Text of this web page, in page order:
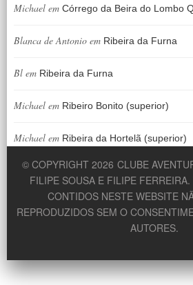
Michael em Córrego da Beira do Lombo
Blanca de Antonio em Ribeira da Furna
Bl em Ribeira da Furna
Michael em Ribeiro Bonito (superior)
Michael em Ribeira da Hortelã (superior)
© COPYRIGHT 2026 CLUBE
FILIPE SOUSA E FILIPE
CONTIDOS NESTE WEBSITE
REPRODUZIDOS SEM O
AUTORES.